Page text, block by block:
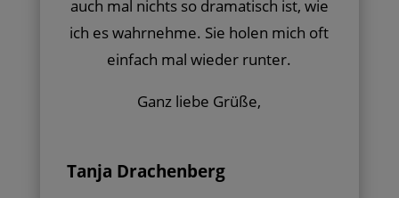
auch mal nichts so dramatisch ist, wie
ich es wahrnehme. Sie holen mich oft
einfach mal wieder runter.
Ganz liebe Grüße,
Tanja Drachenberg